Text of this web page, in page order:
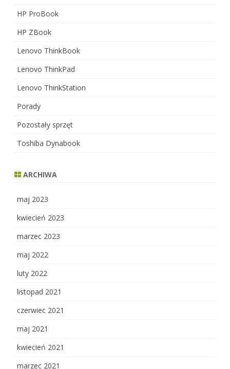
HP ProBook
HP ZBook
Lenovo ThinkBook
Lenovo ThinkPad
Lenovo ThinkStation
Porady
Pozostały sprzęt
Toshiba Dynabook
ARCHIWA
maj 2023
kwiecień 2023
marzec 2023
maj 2022
luty 2022
listopad 2021
czerwiec 2021
maj 2021
kwiecień 2021
marzec 2021